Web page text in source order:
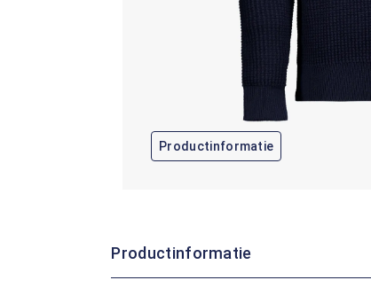
Productinformatie
Productinformatie